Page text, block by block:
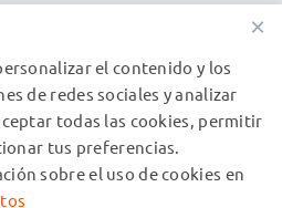
DE ENVÍO
y excluyen los costos de envío.
marcas registradas que
×
el contenido y los
de redes sociales y analizar
todas las cookies, permitir
tus preferencias.
sobre el uso de cookies en